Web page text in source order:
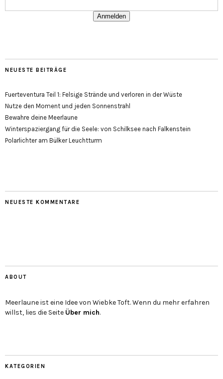
Anmelden
NEUESTE BEITRÄGE
Fuerteventura Teil 1: Felsige Strände und verloren in der Wüste
Nutze den Moment und jeden Sonnenstrahl
Bewahre deine Meerlaune
Winterspaziergang für die Seele: von Schilksee nach Falkenstein
Polarlichter am Bülker Leuchtturm
NEUESTE KOMMENTARE
ABOUT
Meerlaune ist eine Idee von Wiebke Toft. Wenn du mehr erfahren
willst, lies die Seite Über mich.
KATEGORIEN